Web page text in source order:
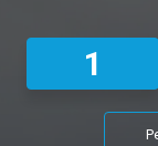
Ремонт цепи
Замена USB порта
1